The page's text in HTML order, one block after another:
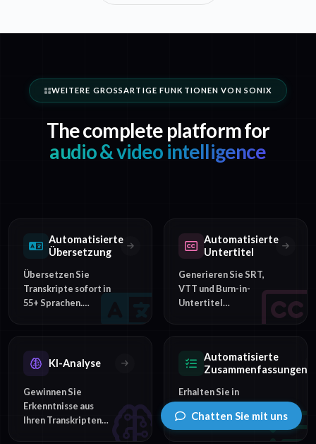
WEITERE GROSSARTIGE FUNKTIONEN VON SONIX
The complete platform for
audio & video intelligence
Automatisierte
Übersetzung
Übersetzen Sie
Transkripte sofort in
55+ Sprachen.
Untertitelexport.
Automatisierte
Untertitel
Generieren Sie SRT,
VTT und Burn-in-
Untertitel
exportieren Sie für
jede Videoplattform.
KI-Analyse
Gewinnen Sie
Erkenntnisse aus
Ihren Transkripten
Automatisierte
Zusammenfassungen
Erhalten Sie in
KI-generierte
Zusammenfassungen,
Chatten Sie mit uns